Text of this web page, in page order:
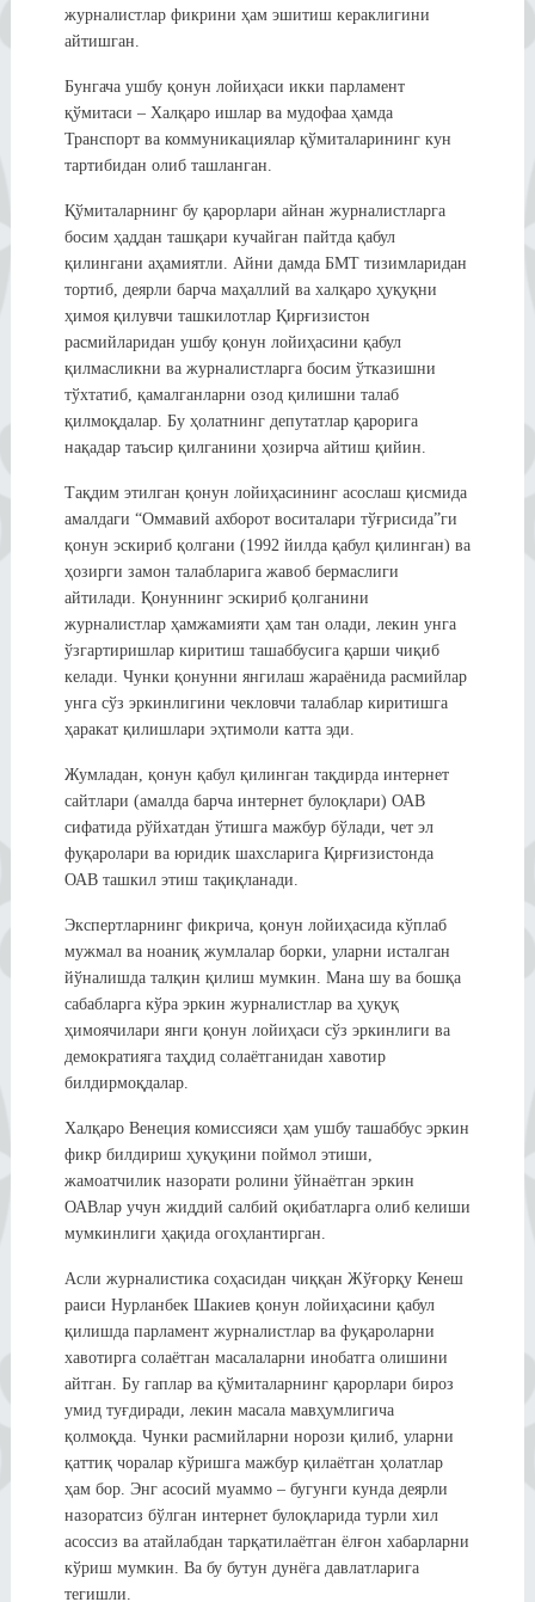
журналистлар фикрини ҳам эшитиш кераклигини
айтишган.
Бунгача ушбу қонун лойиҳаси икки парламент
қўмитаси – Халқаро ишлар ва мудофаа ҳамда
Транспорт ва коммуникациялар қўмиталарининг кун
тартибидан олиб ташланган.
Қўмиталарнинг бу қарорлари айнан журналистларга
босим ҳаддан ташқари кучайган пайтда қабул
қилингани аҳамиятли. Айни дамда БМТ тизимларидан
тортиб, деярли барча маҳаллий ва халқаро ҳуқуқни
ҳимоя қилувчи ташкилотлар Қирғизистон
расмийларидан ушбу қонун лойиҳасини қабул
қилмасликни ва журналистларга босим ўтказишни
тўхтатиб, қамалганларни озод қилишни талаб
қилмоқдалар. Бу ҳолатнинг депутатлар қарорига
нақадар таъсир қилганини ҳозирча айтиш қийин.
Тақдим этилган қонун лойиҳасининг асослаш қисмида
амалдаги “Оммавий ахборот воситалари тўғрисида”ги
қонун эскириб қолгани (1992 йилда қабул қилинган) ва
ҳозирги замон талабларига жавоб бермаслиги
айтилади. Қонуннинг эскириб қолганини
журналистлар ҳамжамияти ҳам тан олади, лекин унга
ўзгартиришлар киритиш ташаббусига қарши чиқиб
келади. Чунки қонунни янгилаш жараёнида расмийлар
унга сўз эркинлигини чекловчи талаблар киритишга
ҳаракат қилишлари эҳтимоли катта эди.
Жумладан, қонун қабул қилинган тақдирда интернет
сайтлари (амалда барча интернет булоқлари) ОАВ
сифатида рўйхатдан ўтишга мажбур бўлади, чет эл
фуқаролари ва юридик шахсларига Қирғизистонда
ОАВ ташкил этиш тақиқланади.
Экспертларнинг фикрича, қонун лойиҳасида кўплаб
мужмал ва ноаниқ жумлалар борки, уларни исталган
йўналишда талқин қилиш мумкин. Мана шу ва бошқа
сабабларга кўра эркин журналистлар ва ҳуқуқ
ҳимоячилари янги қонун лойиҳаси сўз эркинлиги ва
демократияга таҳдид солаётганидан хавотир
билдирмоқдалар.
Халқаро Венеция комиссияси ҳам ушбу ташаббус эркин
фикр билдириш ҳуқуқини поймол этиши,
жамоатчилик назорати ролини ўйнаётган эркин
ОАВлар учун жиддий салбий оқибатларга олиб келиши
мумкинлиги ҳақида огоҳлантирган.
Асли журналистика соҳасидан чиққан Жўғорқу Кенеш
раиси Нурланбек Шакиев қонун лойиҳасини қабул
қилишда парламент журналистлар ва фуқароларни
хавотирга солаётган масалаларни инобатга олишини
айтган. Бу гаплар ва қўмиталарнинг қарорлари бироз
умид туғдиради, лекин масала мавҳумлигича
қолмоқда. Чунки расмийларни норози қилиб, уларни
қаттиқ чоралар кўришга мажбур қилаётган ҳолатлар
ҳам бор. Энг асосий муаммо – бугунги кунда деярли
назоратсиз бўлган интернет булоқларида турли хил
асоссиз ва атайлабдан тарқатилаётган ёлғон хабарларни
кўриш мумкин. Ва бу бутун дунёга давлатларига
тегишли.